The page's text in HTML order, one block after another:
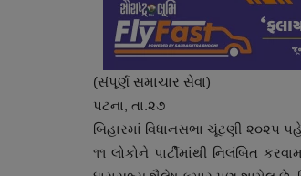
(સંપૂર્ણ સમાચાર સેવા)
પટના, તા.૨૭
બિહારમાં વિધાનસભા ચૂંટણી ૨૦૨૫
૧૧ લોકોને પાર્ટીમાંથી નિલંબિત